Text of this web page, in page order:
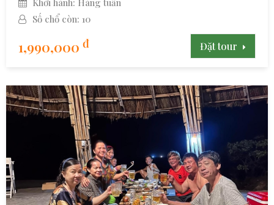
Số chổ còn: 10
1,990,000 đ Đặt tour